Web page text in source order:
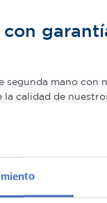
segunda mano
la calidad de
de ocasión
a tus necesidades,